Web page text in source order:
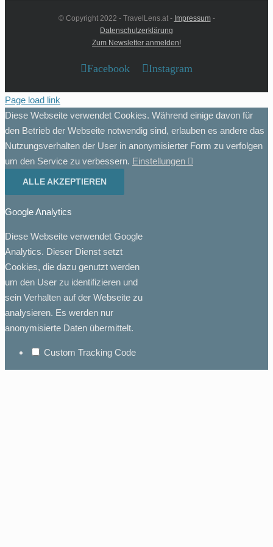
© Copyright 2022 - TravelLens.at - Impressum-
Datenschutzerklärung
Zum Newsletter anmelden!
Facebook Instagram
Page load link
Diese Webseite verwendet Cookies. Während einige davon für
den Betrieb der Webseite notwendig sind, erlauben es andere das
Nutzungsverhalten der User in anonymisierter Form zu verfolgen
um den Service zu verbessern. Einstellungen
ALLE AKZEPTIEREN
Google Analytics
Diese Webseite verwendet Google
Analytics. Dieser Dienst setzt
Cookies, die dazu genutzt werden
um den User zu identifizieren und
sein Verhalten auf der Webseite zu
analysieren. Es werden nur
anonymisierte Daten übermittelt.
Custom Tracking Code